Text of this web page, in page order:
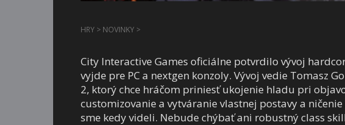
HRY > NOVINKY >
City Interactive Games oficiálne potvrdilo vývoj
vyjde pre PC a nextgen konzoly. Vývoj vedie Tomasz
2, ktorý chce hráčom priniesť ukojenie hladu pri
customizovanie a vytváranie vlastnej postavy a
sme kedy videli. Nebude chýbať ani robustný class